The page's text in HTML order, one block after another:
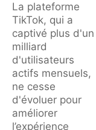
La plateforme
TikTok, qui a
captivé plus d'un
milliard
d'utilisateurs
actifs mensuels,
ne cesse
d'évoluer pour
améliorer
l’expérience